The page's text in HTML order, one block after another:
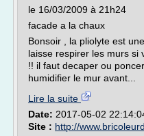
le 16/03/2009 à 21h24
facade a la chaux
Bonsoir , la pliolyte est
laisse respirer les murs si
!! il faut decaper ou
humidifier le mur avant...
Lire la suite
Date: 2017-05-02
Site : http://